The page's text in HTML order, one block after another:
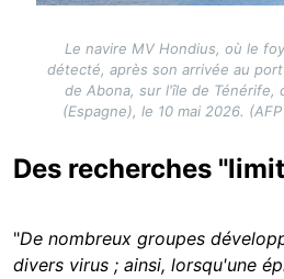
Le navire MV Hondius, où le
détecté, après son arrivée au
de Abona, sur l'île de Ténérife,
(Espagne), le 10 mai 2026. (AFP
Des recherches
"De nombreux groupes
divers virus ; ainsi, lorsqu'une